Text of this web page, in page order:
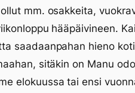
mm. osakkeita,
hääpäivineen.
saadaanpahan hieno
sitäkin on Manu
elokuussa tai ensi